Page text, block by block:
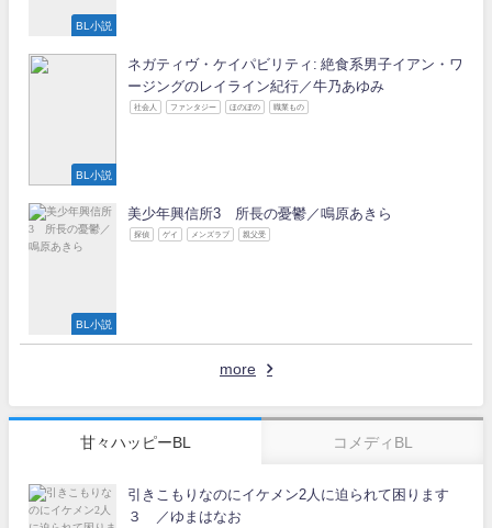
BL小説
BL小説
ネガティヴ・ケイパビリティ: 絶食系男子イアン・ワ
ージングのレイライン紀行／牛乃あゆみ
社会人 ファンタジー ほのぼの 職業もの
BL小説
美少年興信所3 所長の憂鬱／鳴原あきら
探偵 ゲイ メンズラブ 親父受
more
甘々ハッピーBL コメディBL
引きこもりなのにイケメン2人に迫られて困ります
３ ／ゆまはなお